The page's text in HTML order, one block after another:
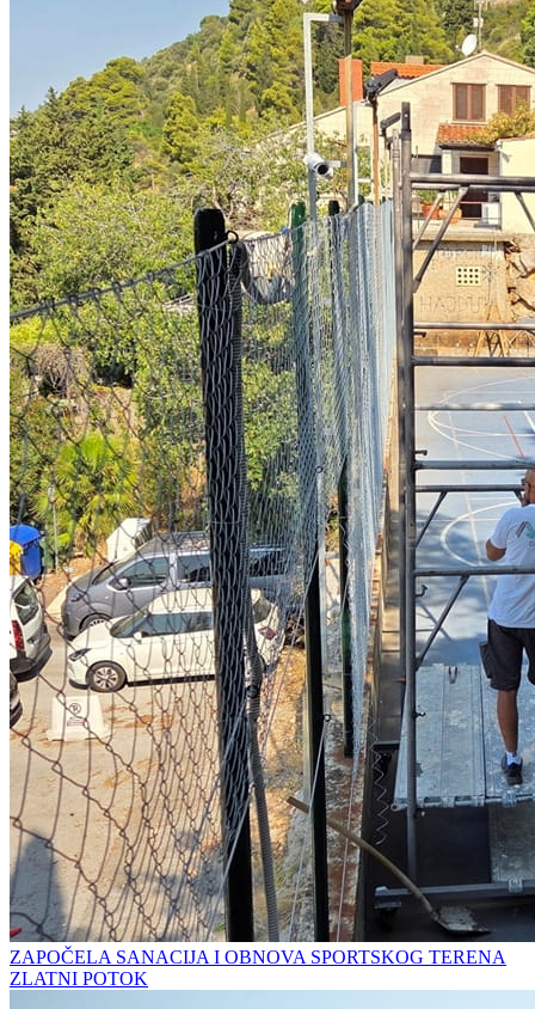
ZAPOČELA SANACIJA I OBNOVA SPORTSKOG TERENA
ZLATNI POTOK